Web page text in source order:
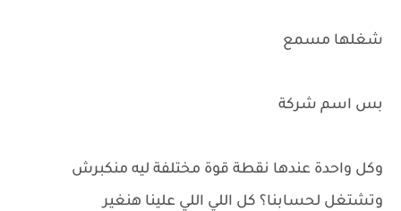
شغلها مسمع
بس اسم شركة
وكل واحدة عندها نقطة قوة مختلفة ليه منكبرش
وتشتغل لحسابنا؟ كل اللي اللي علينا هنغير